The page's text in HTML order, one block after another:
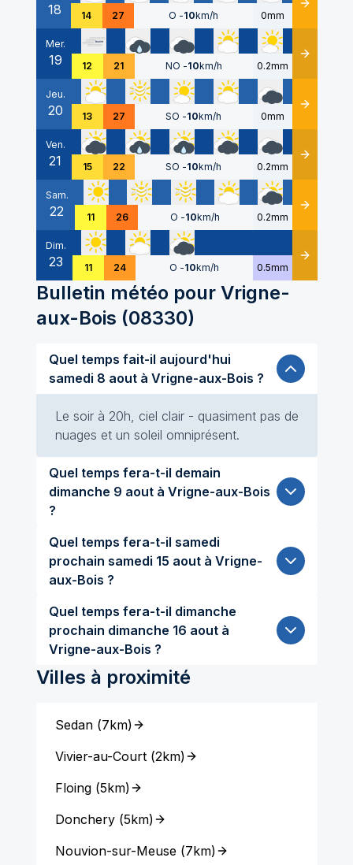
18 14 27 O -10km/h 0mm Détails
Mer.
19 12 21 NO -10km/h 0.2mm Détails
Jeu.
20 13 27 SO -10km/h 0mm Détails
Ven.
21 15 22 SO -10km/h 0.2mm Détails
Sam.
22 11 26 O -10km/h 0.2mm Détails
Dim.
23 11 24 O -10km/h 0.5mm Détails
Bulletin météo pour Vrigne-
aux-Bois (08330)
Quel temps fait-il aujourd'hui
samedi 8 aout à Vrigne-aux-Bois ?
Le soir à 20h, ciel clair - quasiment pas de
nuages et un soleil omniprésent.
Quel temps fera-t-il demain
dimanche 9 aout à Vrigne-aux-Bois
?
Quel temps fera-t-il samedi
prochain samedi 15 aout à Vrigne-
aux-Bois ?
Quel temps fera-t-il dimanche
prochain dimanche 16 aout à
Vrigne-aux-Bois ?
Villes à proximité
Sedan(7km)
Vivier-au-Court(2km)
Floing(5km)
Donchery(5km)
Nouvion-sur-Meuse(7km)